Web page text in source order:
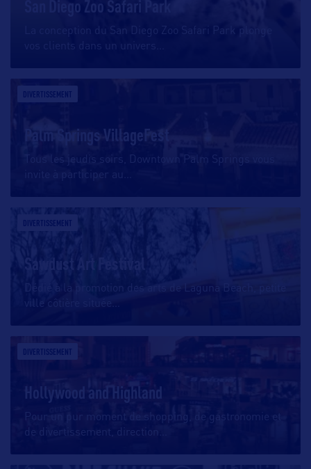
San Diego Zoo Safari Park
La conception du San Diego Zoo Safari Park plonge
vos clients dans un univers
DIVERTISSEMENT
Palm Springs VillageFest
Tous les jeudis soirs, Downtown Palm Springs vous
invite à participer au
DIVERTISSEMENT
Sawdust Art Festival
Dédié à la promotion des arts de Laguna Beach, petite
ville côtière située
DIVERTISSEMENT
Hollywood and Highland
Pour un pur moment de shopping, de gastronomie et
de divertissement, direction